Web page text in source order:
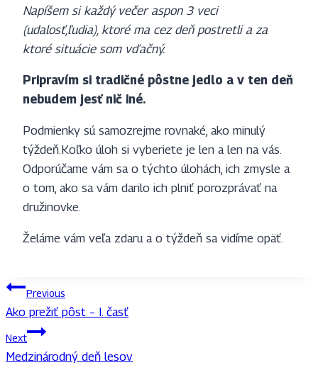
Napíšem si každý večer aspon 3 veci
(udalosť,ľudia), ktoré ma cez deň postretli a za
ktoré situácie som vďačný.
Pripravím si tradičné pôstne jedlo a v ten deň
nebudem jesť nič iné.
Podmienky sú samozrejme rovnaké, ako minulý
týždeň.Koľko úloh si vyberiete je len a len na vás.
Odporúčame vám sa o týchto úlohách, ich zmysle a
o tom, ako sa vám darilo ich plniť porozprávať na
družinovke.
Želáme vám veľa zdaru a o týždeň sa vidíme opäť.
Navigácia
v
článku
Previous
Ako prežiť pôst – I. časť
Next
Medzinárodný deň lesov